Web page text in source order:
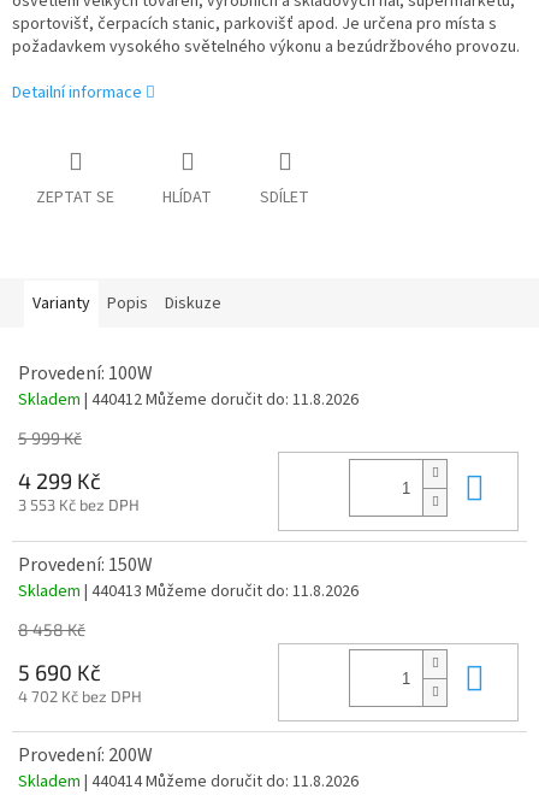
sportovišť, čerpacích stanic, parkovišť apod. Je určena pro místa s
požadavkem vysokého světelného výkonu a bezúdržbového provozu.
Detailní informace
ZEPTAT SE HLÍDAT SDÍLET
Varianty Popis Diskuze
Provedení: 100W
Skladem | 440412Můžeme doručit do: 11.8.2026
5 999 Kč
4 299 Kč
3 553 Kč bez DPH
Provedení: 150W
Skladem | 440413 Můžeme doručit do: 11.8.2026
8 458 Kč
5 690 Kč
4 702 Kč bez DPH
Provedení: 200W
Skladem | 440414Můžeme doručit do: 11.8.2026